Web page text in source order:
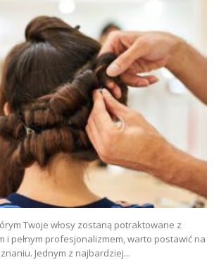
Twoje włosy zostaną potraktowane z
i pełnym profesjonalizmem, warto postawić na
Jednym z najbardziej...